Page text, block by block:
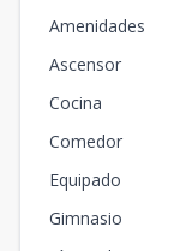
Amenidades
Ascensor
Cocina
Comedor
Equipado
Gimnasio